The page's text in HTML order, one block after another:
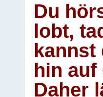
Du
lobt,
kannst
hin auf
Daher